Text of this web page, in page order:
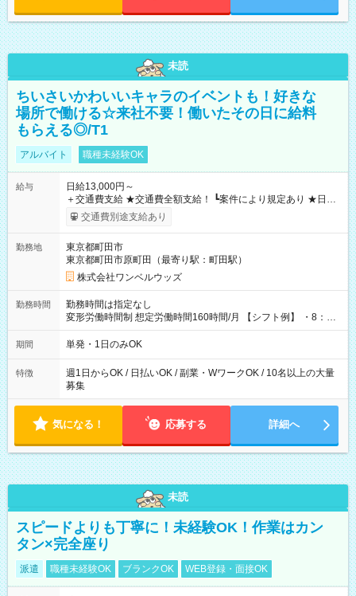
未読
ちいさいかわいいキャラのイベントも！好きな
場所で働ける☆来社不要！働いたその日に給料
もらえる◎/T1
アルバイト 職種未経験OK
給与
日給13,000円～
＋交通費支給 ★交通費全額支給！ ┗案件により規定あり ★日払
いOK！（規定あり） ┗働いたその日に現金GET♪ お仕事後はコ
ンビニATMから 日払い分を引き落とせます！ 【試用期間】試
交通費別途支給あり
勤務地
東京都町田市
東京都町田市原町田（最寄り駅：町田駅）
株式会社ワンベルウッズ
勤務時間
勤務時間は指定なし
変形労働時間制 想定労働時間160時間/月 【シフト例】 ・8：00
～21：00
期間 単発・1日のみOK
特徴
週1日からOK / 日払いOK / 副業・WワークOK / 10名以上の大量
募集
気になる！ 応募する 詳細へ
未読
スピードよりも丁寧に！未経験OK！作業はカン
タン×完全座り
派遣 職種未経験OK ブランクOK WEB登録・面接OK